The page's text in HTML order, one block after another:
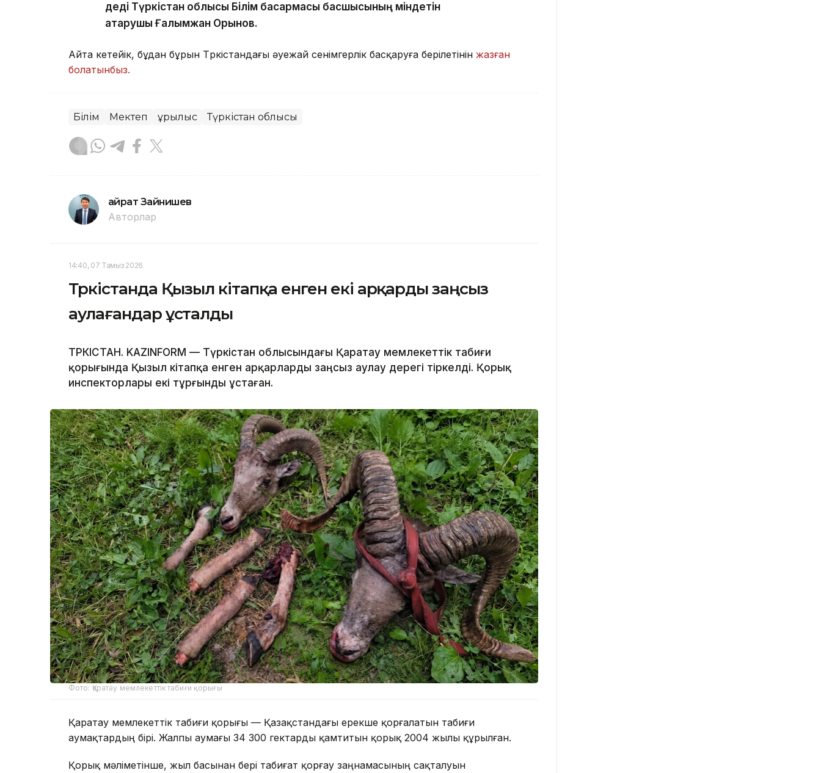
деді Түркістан облысы Білім басқармасы басшысының міндетін
атқарушы Ғалымжан Орынов.
Айта кетейік, бұдан бұрын Түркістандағы әуежай сенімгерлік басқаруға берілетінін жазған
болатынбыз.
Білім Мектеп Құрылыс Түркістан облысы
Қайрат Зайнишев
Авторлар
14:40, 07 Тамыз 2026
Түркістанда Қызыл кітапқа енген екі арқарды заңсыз
аулағандар ұсталды
ТҮРКІСТАН. KAZINFORM — Түркістан облысындағы Қаратау мемлекеттік табиғи
қорығында Қызыл кітапқа енген арқарларды заңсыз аулау дерегі тіркелді. Қорық
инспекторлары екі тұрғынды ұстаған.
Фото: Қаратау мемлекеттік табиғи қорығы
Қаратау мемлекеттік табиғи қорығы — Қазақстандағы ерекше қорғалатын табиғи
аумақтардың бірі. Жалпы аумағы 34 300 гектарды қамтитын қорық 2004 жылы құрылған.
Қорық мәліметінше, жыл басынан бері табиғат қорғау заңнамасының сақталуын